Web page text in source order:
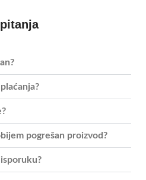
pogrešan proizvod?